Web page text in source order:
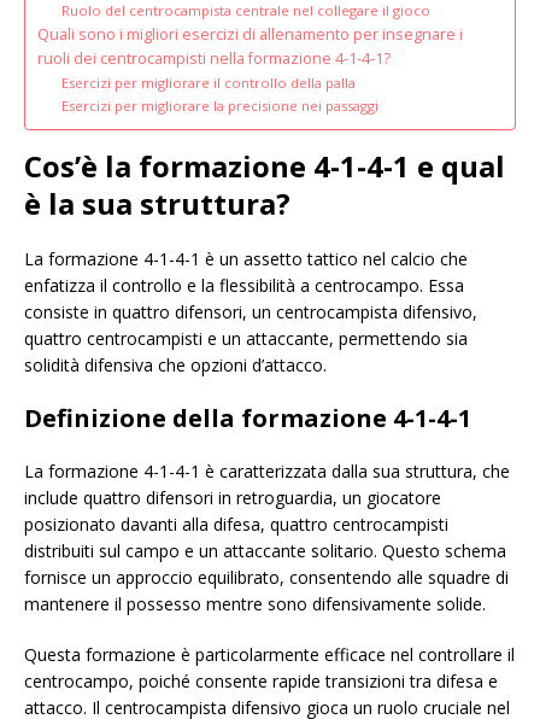
Ruolo del centrocampista centrale nel collegare il gioco
Quali sono i migliori esercizi di allenamento per insegnare i
ruoli dei centrocampisti nella formazione 4-1-4-1?
Esercizi per migliorare il controllo della palla
Esercizi per migliorare la precisione nei passaggi
Cos’è la formazione 4-1-4-1 e qual
è la sua struttura?
La formazione 4-1-4-1 è un assetto tattico nel calcio che
enfatizza il controllo e la flessibilità a centrocampo. Essa
consiste in quattro difensori, un centrocampista difensivo,
quattro centrocampisti e un attaccante, permettendo sia
solidità difensiva che opzioni d’attacco.
Definizione della formazione 4-1-4-1
La formazione 4-1-4-1 è caratterizzata dalla sua struttura, che
include quattro difensori in retroguardia, un giocatore
posizionato davanti alla difesa, quattro centrocampisti
distribuiti sul campo e un attaccante solitario. Questo schema
fornisce un approccio equilibrato, consentendo alle squadre di
mantenere il possesso mentre sono difensivamente solide.
Questa formazione è particolarmente efficace nel controllare il
centrocampo, poiché consente rapide transizioni tra difesa e
attacco. Il centrocampista difensivo gioca un ruolo cruciale nel